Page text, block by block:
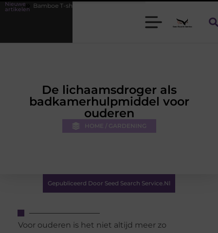
Nieuwe
artikelen
T-shirts voor heren die koel blijven
De lichaamsdroger als
badkamerhulpmiddel voor
ouderen
HOME / GARDENING
Gepubliceerd Door Seed Search Service.nl
Voor ouderen is het niet altijd meer zo